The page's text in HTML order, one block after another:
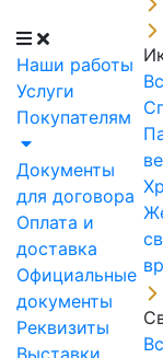
Наши работы
Услуги
Покупателям
Документы
для договора
Оплата и
доставка
Официальные
документы
Реквизиты
Выставки